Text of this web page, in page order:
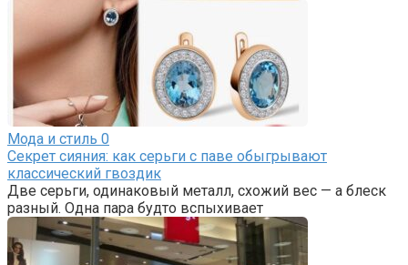
Мода и стиль 0
Секрет сияния: как серьги с паве обыгрывают
классический гвоздик
Две серьги, одинаковый металл, схожий вес — а блеск
разный. Одна пара будто вспыхивает